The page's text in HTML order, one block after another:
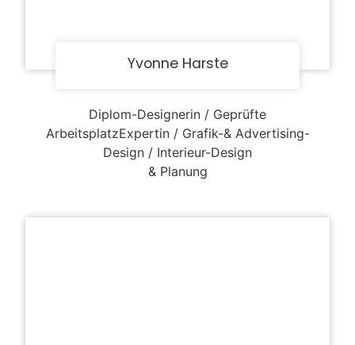
Yvonne Harste
Diplom-Designerin / Geprüfte
ArbeitsplatzExpertin / Grafik-& Advertising-
Design / Interieur-Design
& Planung